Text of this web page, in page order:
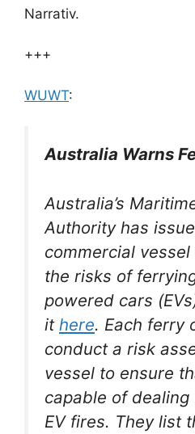
Narrativ.
+++
WUWT:
Australia Warns
Australia’s
Authority has
commercial
the risks of
powered cars
it here. Each ferry
conduct a risk
vessel to ensure
capable of
EV fires. They list